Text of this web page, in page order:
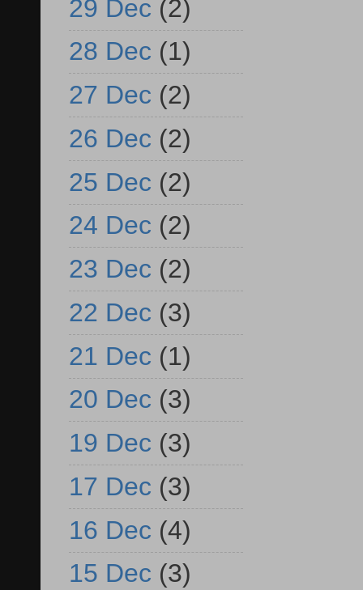
29 Dec (2)
28 Dec (1)
27 Dec (2)
26 Dec (2)
25 Dec (2)
24 Dec (2)
23 Dec (2)
22 Dec (3)
21 Dec (1)
20 Dec (3)
19 Dec (3)
17 Dec (3)
16 Dec (4)
15 Dec (3)